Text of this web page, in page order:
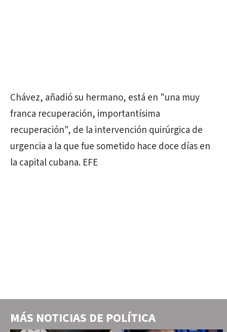
Chávez, añadió su hermano, está en "una muy
franca recuperación, importantísima
recuperación", de la intervención quirúrgica de
urgencia a la que fue sometido hace doce días en
la capital cubana. EFE
MÁS NOTICIAS DE POLÍTICA